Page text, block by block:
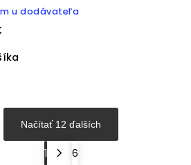
u dodávateľa
Načítať 12 ďalších
1
6